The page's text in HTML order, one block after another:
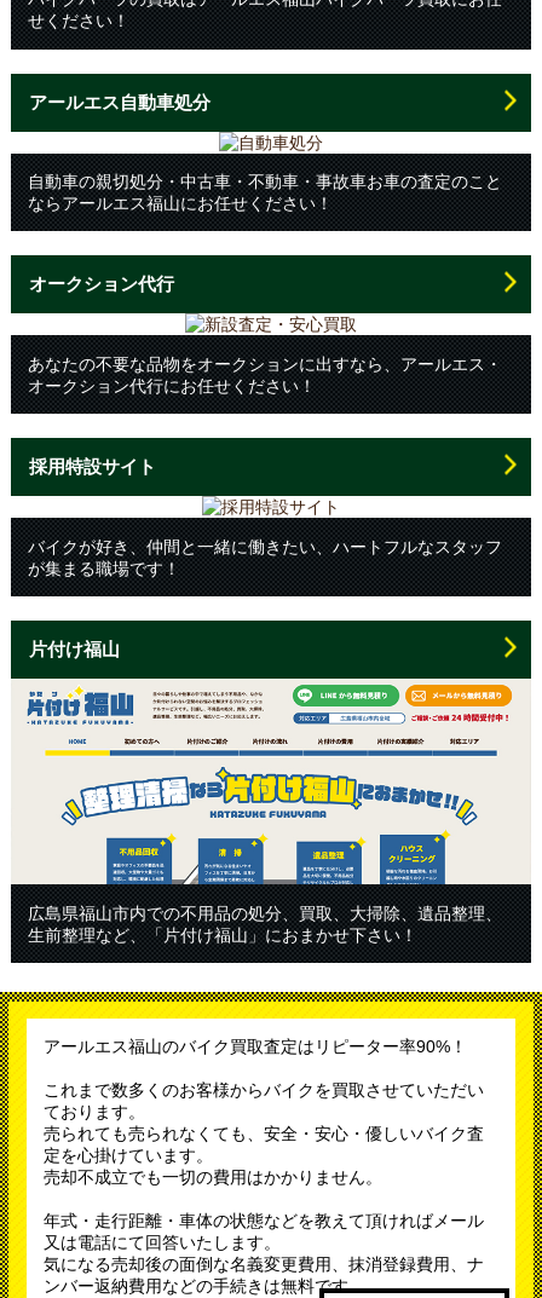
せください！
アールエス自動車処分
自動車の親切処分・中古車・不動車・事故車お車の査定のこと
ならアールエス福山にお任せください！
オークション代行
あなたの不要な品物をオークションに出すなら、アールエス・
オークション代行にお任せください！
採用特設サイト
バイクが好き、仲間と一緒に働きたい、ハートフルなスタッフ
が集まる職場です！
片付け福山
広島県福山市内での不用品の処分、買取、大掃除、遺品整理、
生前整理など、「片付け福山」におまかせ下さい！
アールエス福山のバイク買取査定はリピーター率90%！
これまで数多くのお客様からバイクを買取させていただい
ております。
売られても売られなくても、安全・安心・優しいバイク査
定を心掛けています。
売却不成立でも一切の費用はかかりません。
年式・走行距離・車体の状態などを教えて頂ければメール
又は電話にて回答いたします。
気になる売却後の面倒な名義変更費用、抹消登録費用、ナ
ンバー返納費用などの手続きは無料です。